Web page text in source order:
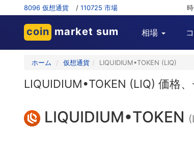
8096 仮想通貨 / 110725 市場
coin market sum 相場
ホーム 仮想通貨 LIQUIDIUM•TOKEN (LIQ)
LIQUIDIUM•TOKEN (LIQ) 価格
LIQUIDIUM•TOKEN